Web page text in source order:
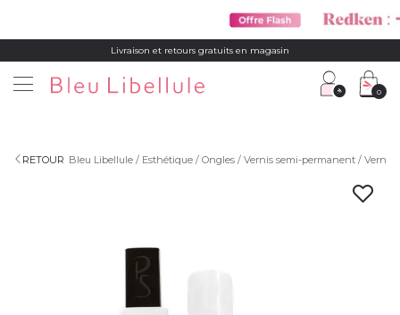
Livraison et retours gratuits en magasin
0
RETOUR Bleu Libellule Esthétique Ongles Vernis semi-permanent Vernis